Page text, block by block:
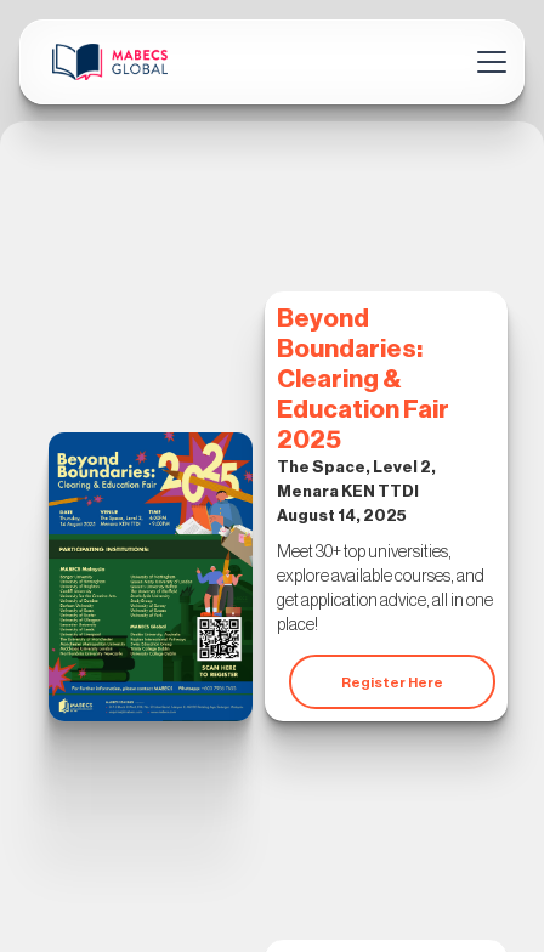
Beyond
Boundaries:
Clearing &
Education Fair
2025
The Space, Level 2,
Menara KEN TTDI
August 14, 2025
Meet 30+ top universities,
explore available courses, and
get application advice, all in one
place!
Register Here